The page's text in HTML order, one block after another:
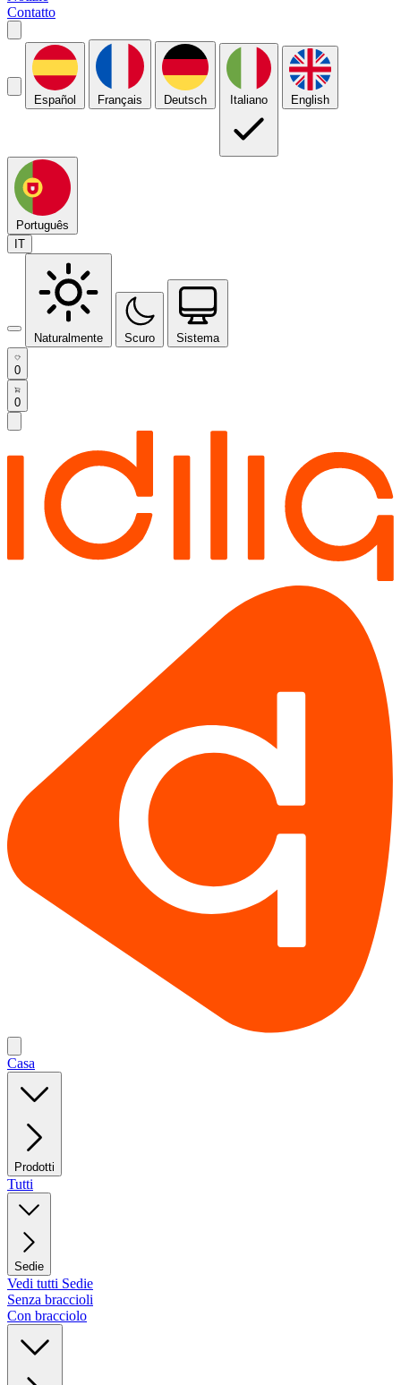
Contatto
Español Français Deutsch Italiano English
Português
IT
Naturalmente Scuro Sistema
0
0
Casa
Prodotti
Tutti
Sedie
Vedi tutti Sedie
Senza braccioli
Con bracciolo